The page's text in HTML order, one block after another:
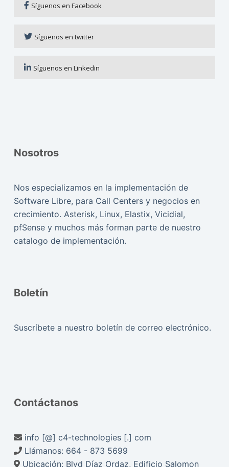
Síguenos en Facebook
Síguenos en twitter
Síguenos en Linkedin
Nosotros
Nos especializamos en la implementación de
Software Libre, para Call Centers y negocios en
crecimiento. Asterisk, Linux, Elastix, Vicidial,
pfSense y muchos más forman parte de nuestro
catalogo de implementación.
Boletín
Suscríbete a nuestro boletín de correo electrónico.
Contáctanos
info [@] c4-technologies [.] com
Llámanos: 664 - 873 5699
Ubicación: Blvd Díaz Ordaz, Edificio Salomon